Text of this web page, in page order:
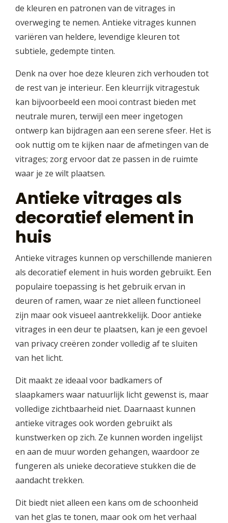
de kleuren en patronen van de vitrages in
overweging te nemen. Antieke vitrages kunnen
variëren van heldere, levendige kleuren tot
subtiele, gedempte tinten.
Denk na over hoe deze kleuren zich verhouden tot
de rest van je interieur. Een kleurrijk vitragestuk
kan bijvoorbeeld een mooi contrast bieden met
neutrale muren, terwijl een meer ingetogen
ontwerp kan bijdragen aan een serene sfeer. Het is
ook nuttig om te kijken naar de afmetingen van de
vitrages; zorg ervoor dat ze passen in de ruimte
waar je ze wilt plaatsen.
Antieke vitrages als
decoratief element in
huis
Antieke vitrages kunnen op verschillende manieren
als decoratief element in huis worden gebruikt. Een
populaire toepassing is het gebruik ervan in
deuren of ramen, waar ze niet alleen functioneel
zijn maar ook visueel aantrekkelijk. Door antieke
vitrages in een deur te plaatsen, kan je een gevoel
van privacy creëren zonder volledig af te sluiten
van het licht.
Dit maakt ze ideaal voor badkamers of
slaapkamers waar natuurlijk licht gewenst is, maar
volledige zichtbaarheid niet. Daarnaast kunnen
antieke vitrages ook worden gebruikt als
kunstwerken op zich. Ze kunnen worden ingelijst
en aan de muur worden gehangen, waardoor ze
fungeren als unieke decoratieve stukken die de
aandacht trekken.
Dit biedt niet alleen een kans om de schoonheid
van het glas te tonen, maar ook om het verhaal